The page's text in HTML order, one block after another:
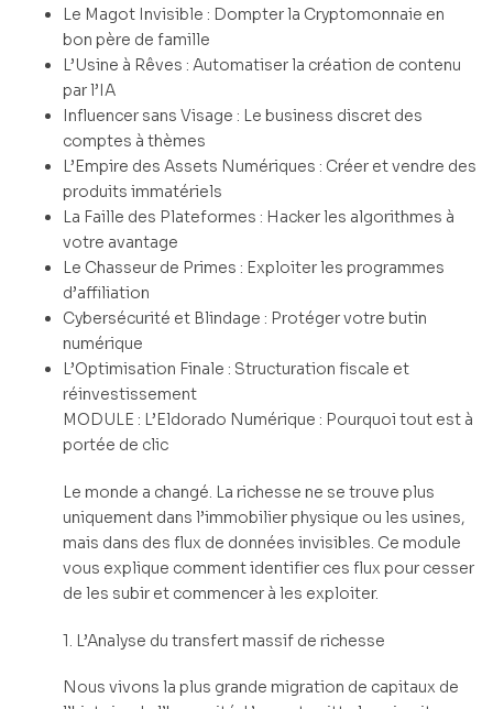
Le Magot Invisible : Dompter la Cryptomonnaie en
bon père de famille
L’Usine à Rêves : Automatiser la création de contenu
par l’IA
Influencer sans Visage : Le business discret des
comptes à thèmes
L’Empire des Assets Numériques : Créer et vendre des
produits immatériels
La Faille des Plateformes : Hacker les algorithmes à
votre avantage
Le Chasseur de Primes : Exploiter les programmes
d’affiliation
Cybersécurité et Blindage : Protéger votre butin
numérique
L’Optimisation Finale : Structuration fiscale et
réinvestissement
MODULE : L’Eldorado Numérique : Pourquoi tout est à
portée de clic
Le monde a changé. La richesse ne se trouve plus
uniquement dans l’immobilier physique ou les usines,
mais dans des flux de données invisibles. Ce module
vous explique comment identifier ces flux pour cesser
de les subir et commencer à les exploiter.
1. L’Analyse du transfert massif de richesse
Nous vivons la plus grande migration de capitaux de